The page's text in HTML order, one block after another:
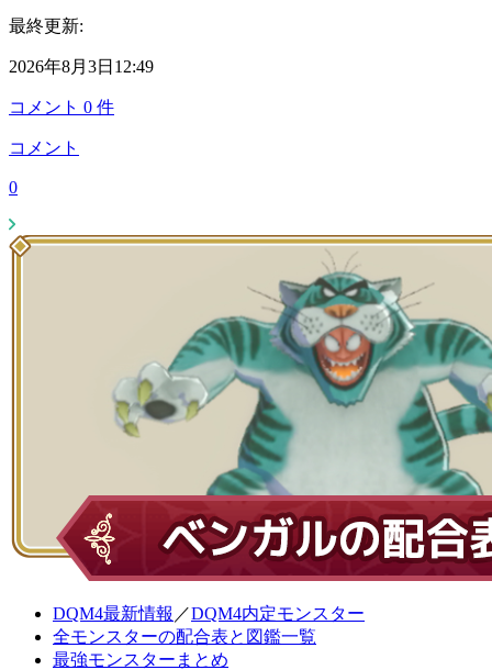
最終更新:
2026年8月3日12:49
コメント 0 件
コメント
0
DQM4最新情報 ／DQM4内定モンスター
全モンスターの配合表と図鑑一覧
最強モンスターまとめ